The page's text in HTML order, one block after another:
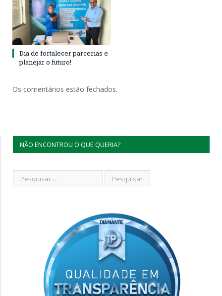
Dia de fortalecer parcerias e
planejar o futuro!
Os comentários estão fechados.
NÃO ENCONTROU O QUE QUERIA?